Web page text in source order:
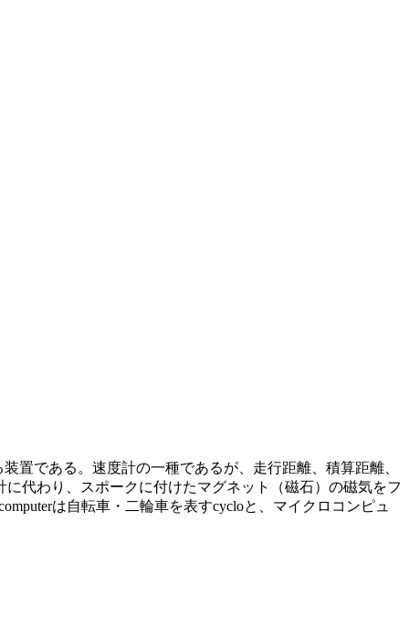
置である。速度計の一種であるが、走行距離、積算距離、
代わり、スポークに付けたマグネット（磁石）の磁気をフ
は自転車・二輪車を表すcycloと、マイクロコンピュ